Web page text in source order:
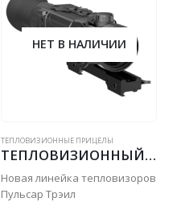
НЕТ В НАЛИЧИИ
ТЕПЛОВИЗИОННЫЕ ПРИЦЕЛЫ
ТЕПЛОВИЗИОННЫЙ ПРИЦЕЛ PULSAR TRAIL XP50
Новая линейка тепловизоров
Пульсар Трэил